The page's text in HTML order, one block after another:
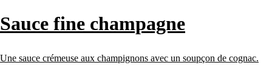
Sauce fine champagne
Une sauce crémeuse aux champignons avec un soupçon de cognac.